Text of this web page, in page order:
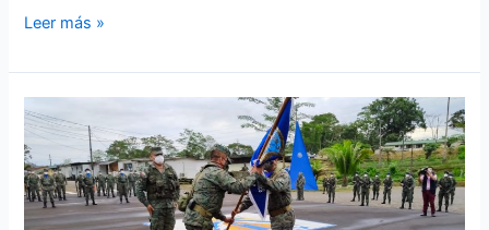
Leer más »
Centro
de
Operaciones
Sectorial
Nro.